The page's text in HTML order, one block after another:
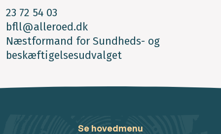
23 72 54 03
bfll@alleroed.dk
Næstformand for Sundheds- og
beskæftigelsesudvalget
Se hovedmenu